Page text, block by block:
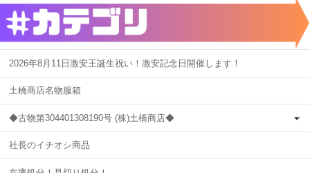
2026年8月11日激安王誕生祝い！激安記念日開催します！
土橋商店名物服箱
◆古物第304401308190号 (株)土橋商店◆
社長のイチオシ商品